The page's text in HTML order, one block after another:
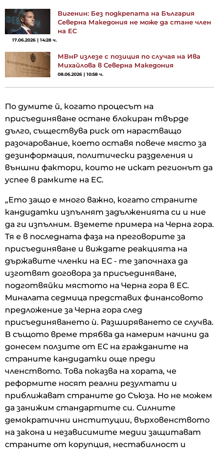
Вигенин: Без подкрепата на България
Северна Македония не може да стане член
на ЕС
17.06.2026 | 14:28 ч.
МВнР излезе с позиция по случая на Ива
Михайлова в Северна Македония
08.06.2026 | 10:58 ч.
По думите й, когато процесът на
присъединяване остане блокиран твърде
дълго, съществува риск от нарастващо
разочарование, което оставя повече място за
дезинформация, политически разделения и
външни фактори, които не искат регионът да
успее в рамките на ЕС.
„Ето защо е много важно, когато страните
кандидатки изпълнят задълженията си и ние
да ги изпълним. Вземете примера на Черна гора.
Тя е в последната фаза на преговорите за
присъединяване и виждате реакцията на
държавите членки на ЕС - те започнаха да
изготвят договора за присъединяване,
подготвяйки мястото на Черна гора в ЕС.
Миналата седмица представих финансовото
предложение за Черна гора след
присъединяването ѝ. Разширяването се случва.
В същото време трябва да намерим начини да
донесем ползите от ЕС на гражданите на
страните кандидатки още преди
членството. Това показва на хората, че
реформите носят реални резултати и
приближават страните до Съюза. Но не можем
да занижим стандартите си. Силните
демократични институции, върховенството
на закона и независимите медии защитават
страните от корупция, нестабилност и